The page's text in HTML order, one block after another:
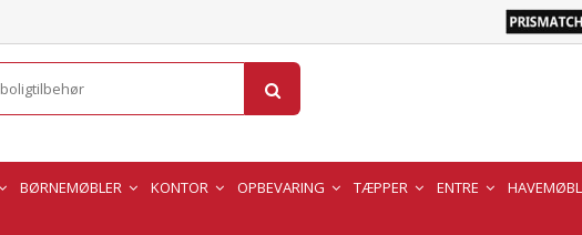
BØRNEMØBLER KONTOR OPBEVARING TÆPPER ENTRE